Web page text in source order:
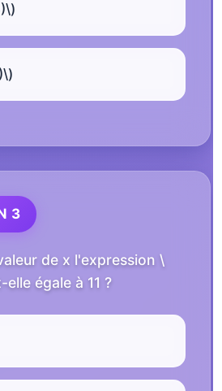
3
de x l'expression \
égale à 11 ?